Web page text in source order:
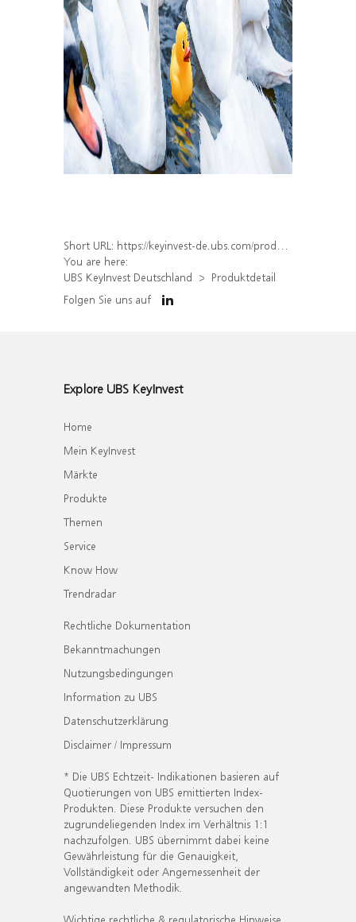
Short URL: https://keyinvest-de.ubs.com/produkt/detail/index/isin/DE000WA83XZ4
You are here:
UBS KeyInvest Deutschland
Produktdetail
Folgen Sie uns auf
Explore UBS KeyInvest
Home
Mein KeyInvest
Märkte
Produkte
Themen
Service
Know How
Trendradar
Rechtliche Dokumentation
Bekanntmachungen
Nutzungsbedingungen
Information zu UBS
Datenschutzerklärung
Disclaimer / Impressum
* Die UBS Echtzeit- Indikationen basieren auf
Quotierungen von UBS emittierten Index-
Produkten. Diese Produkte versuchen den
zugrundeliegenden Index im Verhältnis 1:1
nachzufolgen. UBS übernimmt dabei keine
Gewährleistung für die Genauigkeit,
Vollständigkeit oder Angemessenheit der
angewandten Methodik.